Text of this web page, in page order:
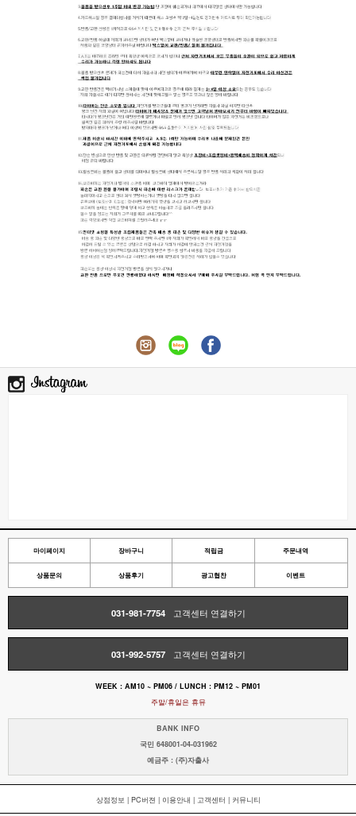
마이페이지 장바구니 적립금 주문내역
상품문의 상품후기 광고협찬 이벤트
031-981-7754 고객센터 연결하기
031-992-5757 고객센터 연결하기
WEEK : AM10 ~ PM06 / LUNCH : PM12 ~ PM01
주말/휴일은 휴뮤
BANK INFO
국민 648001-04-031962
예금주 : (주)자출사
상점정보 | PC버젼 | 이용안내 | 고객센터 | 커뮤니티